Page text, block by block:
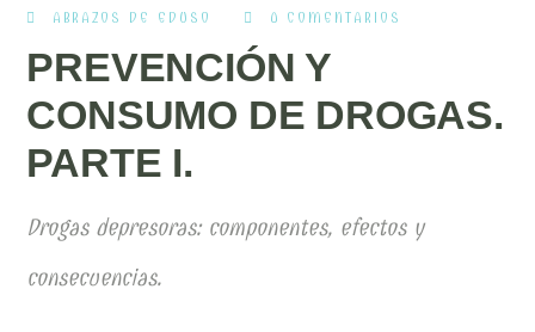
ABRAZOS DE EDUSO 0 COMENTARIOS
PREVENCIÓN Y
CONSUMO DE DROGAS.
PARTE I.
Drogas depresoras: componentes, efectos y
consecuencias.